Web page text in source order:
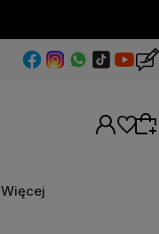
Więcej